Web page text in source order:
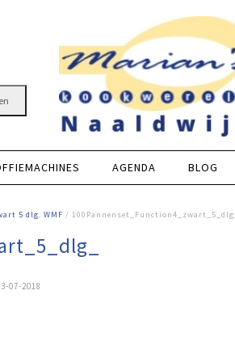
AGENDA BLOG
5 dlg. WMF / 100Pannenset_Function4_zwart_5_dlg_
07-2018